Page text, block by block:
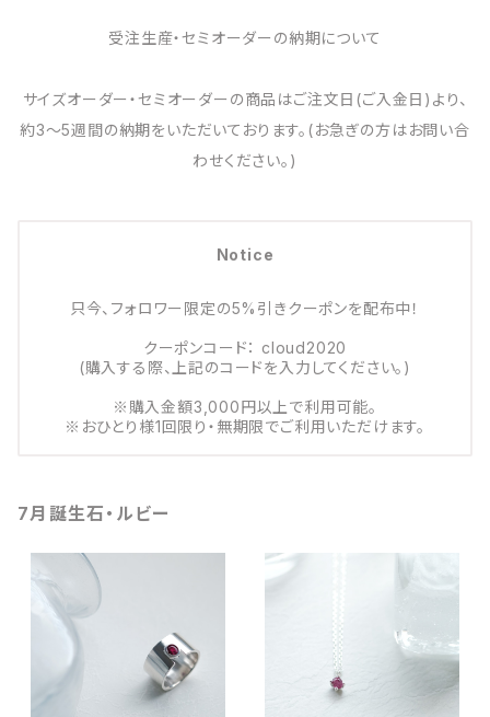
受注生産・セミオーダーの納期について
サイズオーダー・セミオーダーの商品はご注文日(ご入金日)より、
約3～5週間の納期をいただいております。(お急ぎの方はお問い合
わせください。)
Notice
只今、フォロワー限定の5%引きクーポンを配布中！
クーポンコード： cloud2020
(購入する際、上記のコードを入力してください。)
※購入金額3,000円以上で利用可能。
※おひとり様1回限り・無期限でご利用いただけます。
7月誕生石・ルビー